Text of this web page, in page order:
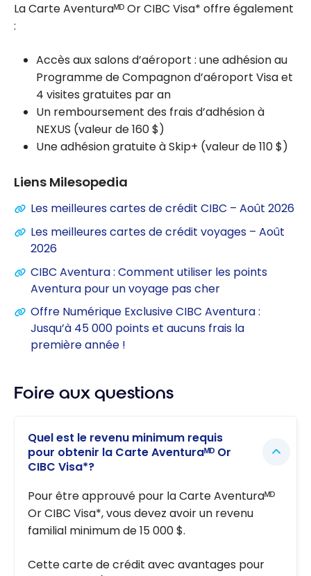
La Carte Aventuraᴹᴰ Or CIBC Visa* offre également
:
Accès aux salons d’aéroport : une adhésion au
Programme de Compagnon d’aéroport Visa et
4 visites gratuites par an
Un remboursement des frais d’adhésion à
NEXUS (valeur de160 $)
Une adhésion gratuite à Skip+ (valeur de110 $)
Liens Milesopedia
Les meilleures cartes de crédit CIBC – Août 2026
Les meilleures cartes de crédit voyages – Août
2026
CIBC Aventura : Comment utiliser les points
Aventura pour un voyage pas cher
Offre Numérique Exclusive CIBC Aventura :
Jusqu’à 45 000 points et aucuns frais la
première année !
Foire aux questions
Quel est le revenu minimum requis
pour obtenir la Carte Aventuraᴹᴰ Or
CIBC Visa*?
Pour être approuvé pour la Carte Aventuraᴹᴰ
Or CIBC Visa*, vous devez avoir un revenu
familial minimum de15 000 $.
Cette carte de crédit avec avantages pour